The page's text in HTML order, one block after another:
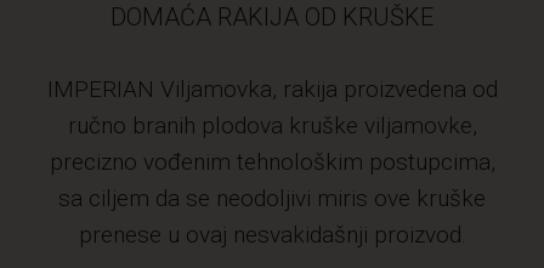
DOMAĆA RAKIJA OD KRUŠKE
IMPERIAN Viljamovka, rakija proizvedena od
ručno branih plodova kruške viljamovke,
precizno vođenim tehnološkim postupcima,
sa ciljem da se neodoljivi miris ove kruške
prenese u ovaj nesvakidašnji proizvod.